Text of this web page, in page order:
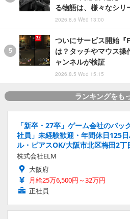
る物語は、様々なシリ
2026.8.5 Wed 13:00
ついにサービス開始『
は？タッチやマウス
ャンネルが検証
2026.8.5 Wed 15:15
ランキングをも
「新卒・27卒」ゲーム会社のバ
社員」未経験歓迎・年間休日125
ル・ピアスOK/大阪市北区梅田2丁
株式会社ELM
大阪府
月給25万6,500円～32万円
正社員